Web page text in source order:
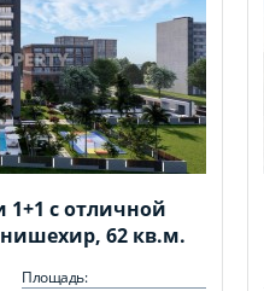
1+1 с отличной
62 кв.м.
Площадь: